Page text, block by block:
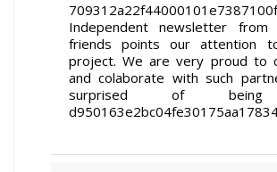
Independent newsletter
friends points our attention
project. We are very proud to
and colaborate with such
surprised of being